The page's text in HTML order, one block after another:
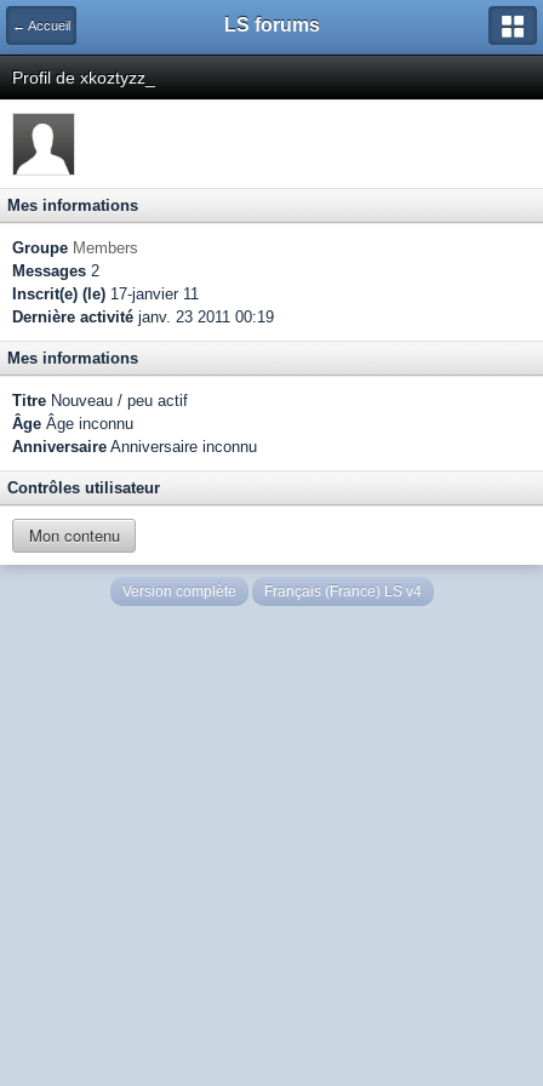
← Accueil LS forums
Profil de xkoztyzz_
Mes informations
Groupe Members
Messages 2
Inscrit(e) (le) 17-janvier 11
Dernière activité janv. 23 2011 00:19
Mes informations
Titre Nouveau / peu actif
Âge Âge inconnu
Anniversaire Anniversaire inconnu
Contrôles utilisateur
Mon contenu
Version complète Français (France) LS v4